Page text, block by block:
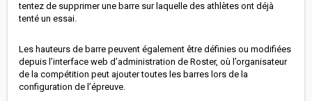
tentez de supprimer une barre sur laquelle des athlètes ont déjà
tenté un essai.
Les hauteurs de barre peuvent également être définies ou modifiées
depuis l’interface web d’administration de Roster, où l’organisateur
de la compétition peut ajouter toutes les barres lors de la
configuration de l’épreuve.